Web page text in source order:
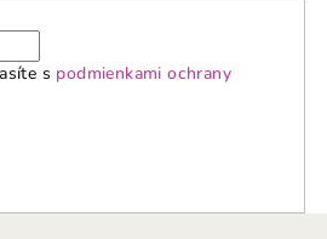
s podmienkami ochrany